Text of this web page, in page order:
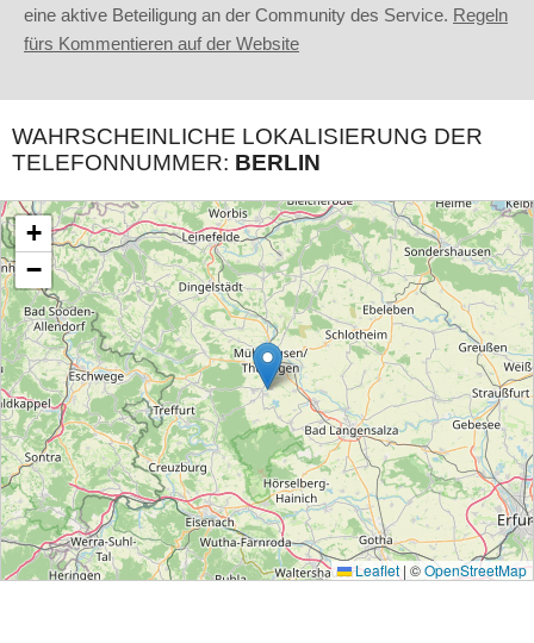
eine aktive Beteiligung an der Community des Service. Regeln
fürs Kommentieren auf der Website
WAHRSCHEINLICHE LOKALISIERUNG DER
TELEFONNUMMER: BERLIN